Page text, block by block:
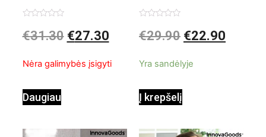
valiklis Klinmag
0
iš
€31.30 €27.30
Nėra galimybės įsigyti
Daugiau
Baltai pilkas
0
iš
€29.90 €22.90
Yra sandėlyje
Į krepšelį